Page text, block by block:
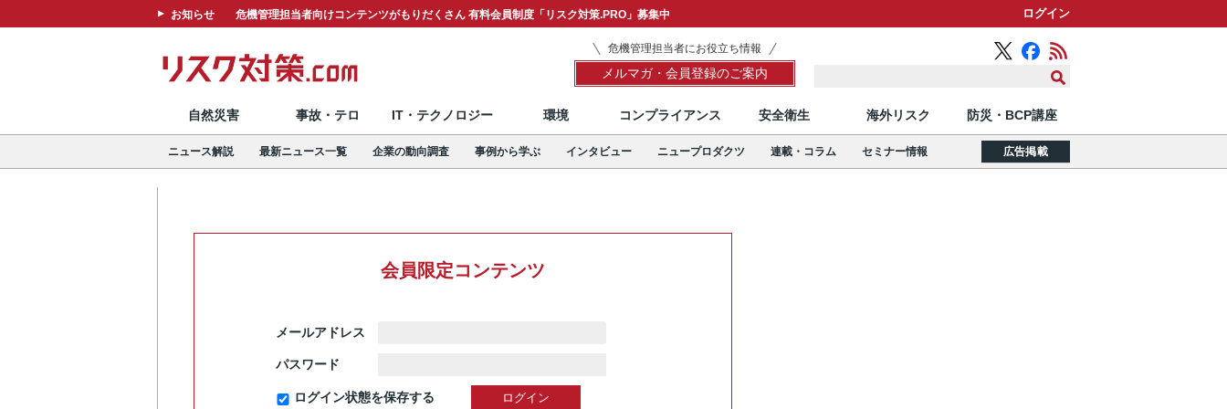
お知らせ 危機管理担当者向けコンテンツがもりだくさん 有料会員制度「リスク対策.PRO」募集中 ログイン
危機管理担当者にお役立ち情報
メルマガ・会員登録のご案内
自然災害 事故・テロ IT・テクノロジー 環境 コンプライアンス 安全衛生 海外リスク 防災・BCP講座
ニュース解説 最新ニュース一覧 企業の動向調査 事例から学ぶ インタビュー ニュープロダクツ 連載・コラム セミナー情報 広告掲載
会員限定コンテンツ
メールアドレス
パスワード
ログイン状態を保存する